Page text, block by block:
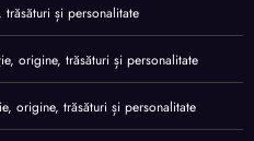
și personalitate
origine, trăsături și personalitate
origine, trăsături și personalitate